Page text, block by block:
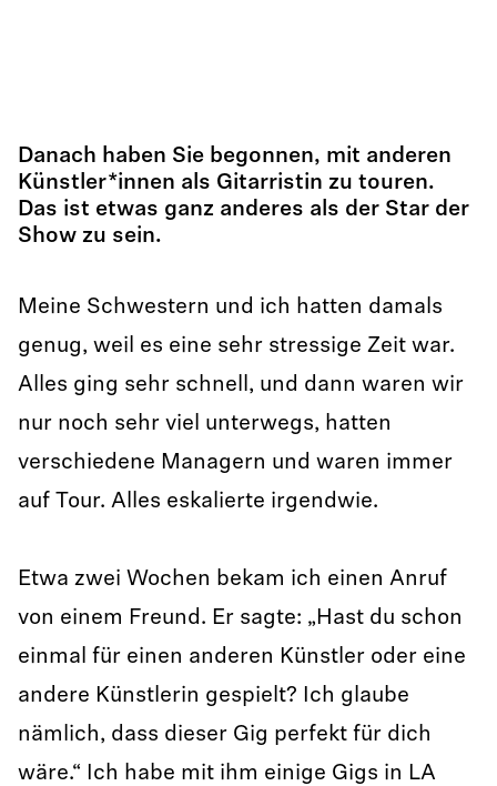
Danach haben Sie begonnen, mit anderen
Künstler*innen als Gitarristin zu touren.
Das ist etwas ganz anderes als der Star der
Show zu sein.
Meine Schwestern und ich hatten damals
genug, weil es eine sehr stressige Zeit war.
Alles ging sehr schnell, und dann waren wir
nur noch sehr viel unterwegs, hatten
verschiedene Managern und waren immer
auf Tour. Alles eskalierte irgendwie.
Etwa zwei Wochen bekam ich einen Anruf
von einem Freund. Er sagte: „Hast du schon
einmal für einen anderen Künstler oder eine
andere Künstlerin gespielt? Ich glaube
nämlich, dass dieser Gig perfekt für dich
wäre.“ Ich habe mit ihm einige Gigs in LA